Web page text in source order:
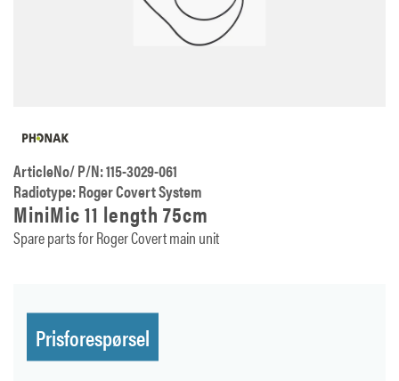
ArticleNo/ P/N: 115-3029-061
Radiotype: Roger Covert System
MiniMic 11 length 75cm
Spare parts for Roger Covert main unit
Prisforespørsel